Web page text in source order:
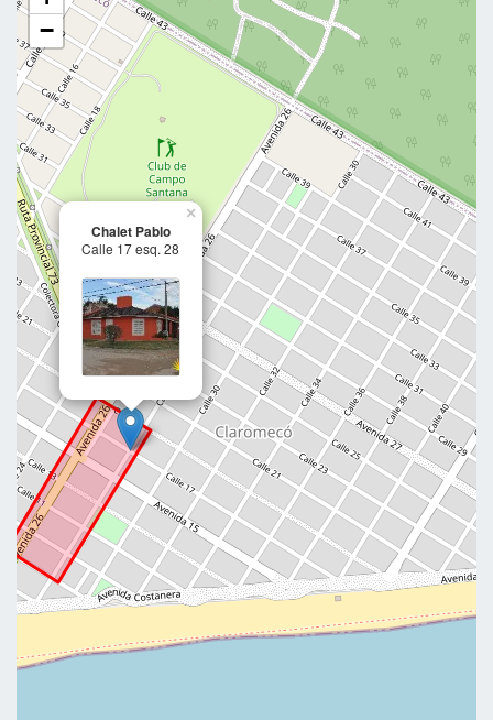
Chalet Pablo
Calle 17 esq. 28
×
−